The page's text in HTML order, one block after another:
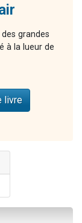
grandes
à la lueur de
livre